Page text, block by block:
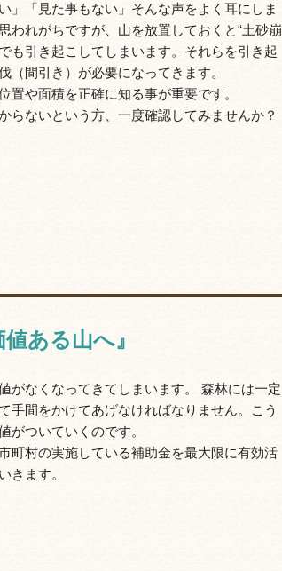
」「見た事もない」そんな声をよく耳にしま
われがちですが、山を放置しておくと“土砂崩
も引き起こしてしまいます。それらを引き起
（間引き）が必要になってきます。
置や面積を正確に知る事が重要です。
らないという方、一度確認してみませんか？
ある山へ』
がなくなってきてしまいます。 森林には一定
手間をかけてあげなければなりません。こう
がついていくのです。
町村の実施している補助金を最大限に有効活
きます。